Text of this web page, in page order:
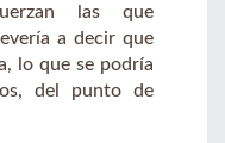
las que
a decir que
lo que se podría
del punto de